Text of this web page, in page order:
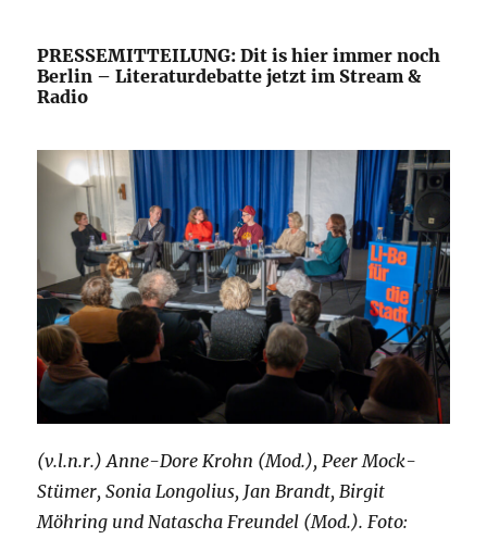
PRESSEMITTEILUNG: Dit is hier immer noch
Berlin – Literaturdebatte jetzt im Stream &
Radio
(v.l.n.r.) Anne-Dore Krohn (Mod.), Peer Mock-
Stümer, Sonia Longolius, Jan Brandt, Birgit
Möhring und Natascha Freundel (Mod.). Foto: